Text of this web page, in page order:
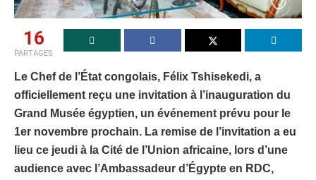
16
PARTAGES
Le Chef de l’État congolais, Félix Tshisekedi, a
officiellement reçu une invitation à l’inauguration du
Grand Musée égyptien, un événement prévu pour le
1er novembre prochain. La remise de l’invitation a eu
lieu ce jeudi à la Cité de l’Union africaine, lors d’une
audience avec l’Ambassadeur d’Égypte en RDC,